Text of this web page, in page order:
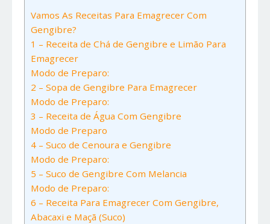
Vamos As Receitas Para Emagrecer Com
Gengibre?
1 – Receita de Chá de Gengibre e Limão Para
Emagrecer
Modo de Preparo:
2 – Sopa de Gengibre Para Emagrecer
Modo de Preparo:
3 – Receita de Água Com Gengibre
Modo de Preparo
4 – Suco de Cenoura e Gengibre
Modo de Preparo:
5 – Suco de Gengibre Com Melancia
Modo de Preparo:
6 – Receita Para Emagrecer Com Gengibre,
Abacaxi e Maçã (Suco)